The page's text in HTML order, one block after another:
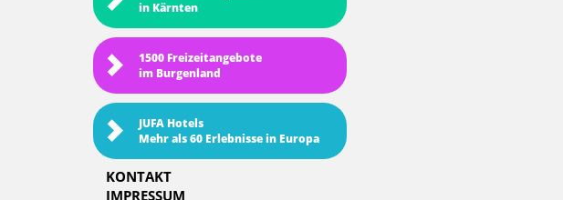
in Kärnten
1500 Freizeitangebote
im Burgenland
JUFA Hotels
Mehr als 60 Erlebnisse in Europa
KONTAKT
IMPRESSUM